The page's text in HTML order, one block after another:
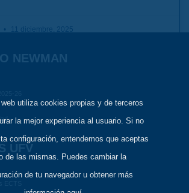
11 diciembre, 2025
NEWMAN
UFV
utiliza cookies propias y de terceros
la mejor experiencia al usuario. Si no
configuración, entendemos que aceptas
de las mismas. Puedes cambiar la
de tu navegador u obtener más